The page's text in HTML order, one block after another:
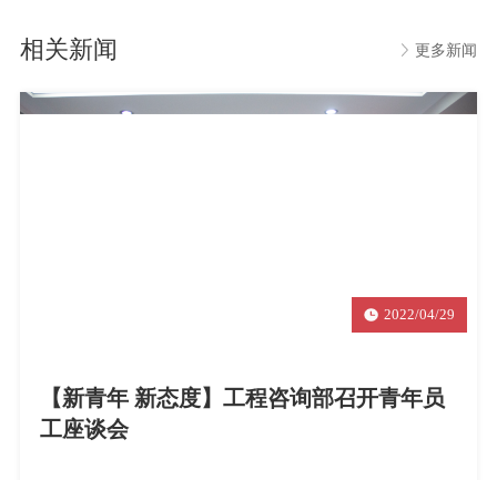
相关新闻 更多新闻
2022/04/29
【新青年 新态度】工程咨询部召开青年员
工座谈会